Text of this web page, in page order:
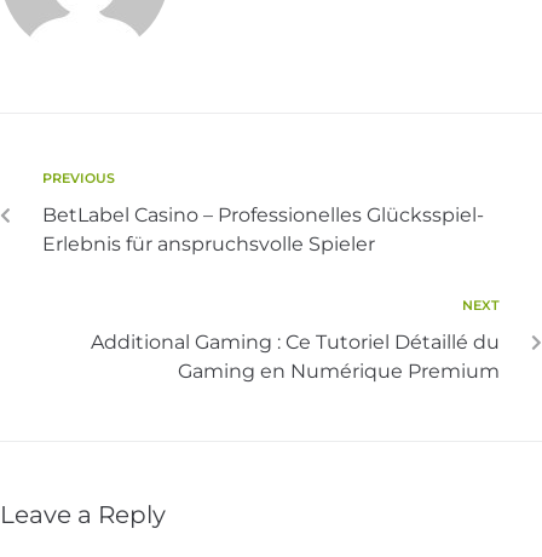
PREVIOUS
BetLabel Casino – Professionelles Glücksspiel-
Erlebnis für anspruchsvolle Spieler
NEXT
Additional Gaming : Ce Tutoriel Détaillé du
Gaming en Numérique Premium
Leave a Reply